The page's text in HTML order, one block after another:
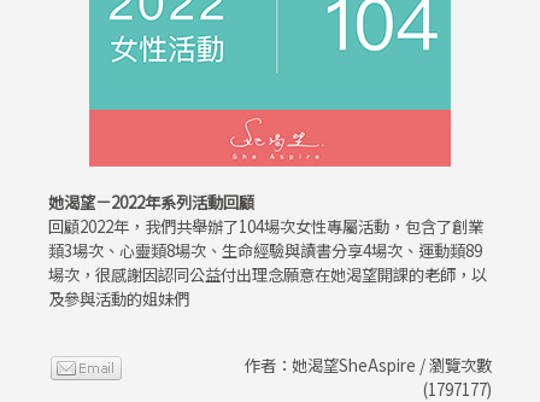
她渴望－2022年系列活動回顧
回顧2022年，我們共舉辦了104場次女性專屬活動，包含了創業
類3場次、心靈類8場次、生命經驗與讀書分享4場次、運動類89
場次，很感謝因認同公益付出理念願意在她渴望開課的老師，以
及參與活動的姐妹們
作者：她渴望SheAspire / 瀏覽次數
(1797177)